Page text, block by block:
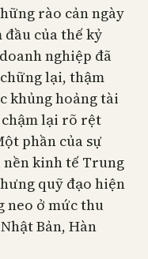
rào cản ngày
đầu của thế kỷ
nghiệp đã
lại, thậm
khủng hoảng tài
chậm lại rõ rệt
phần của sự
kinh tế Trung
quỹ đạo hiện
neo ở mức thu
Bản, Hàn